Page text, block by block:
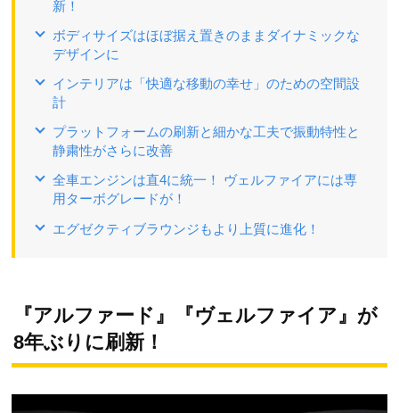
新！
ボディサイズはほぼ据え置きのままダイナミックな
デザインに
インテリアは「快適な移動の幸せ」のための空間設
計
プラットフォームの刷新と細かな工夫で振動特性と
静粛性がさらに改善
全車エンジンは直4に統一！ ヴェルファイアには専
用ターボグレードが！
エグゼクティブラウンジもより上質に進化！
『アルファード』『ヴェルファイア』が
8年ぶりに刷新！